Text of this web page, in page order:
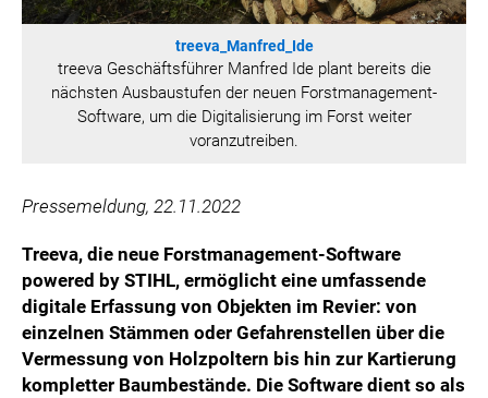
treeva_Manfred_Ide
treeva Geschäftsführer Manfred Ide plant bereits die
nächsten Ausbaustufen der neuen Forstmanagement-
Software, um die Digitalisierung im Forst weiter
voranzutreiben.
Pressemeldung, 22.11.2022
Treeva, die neue Forstmanagement-Software
powered by STIHL, ermöglicht eine umfassende
digitale Erfassung von Objekten im Revier: von
einzelnen Stämmen oder Gefahrenstellen über die
Vermessung von Holzpoltern bis hin zur Kartierung
kompletter Baumbestände. Die Software dient so als